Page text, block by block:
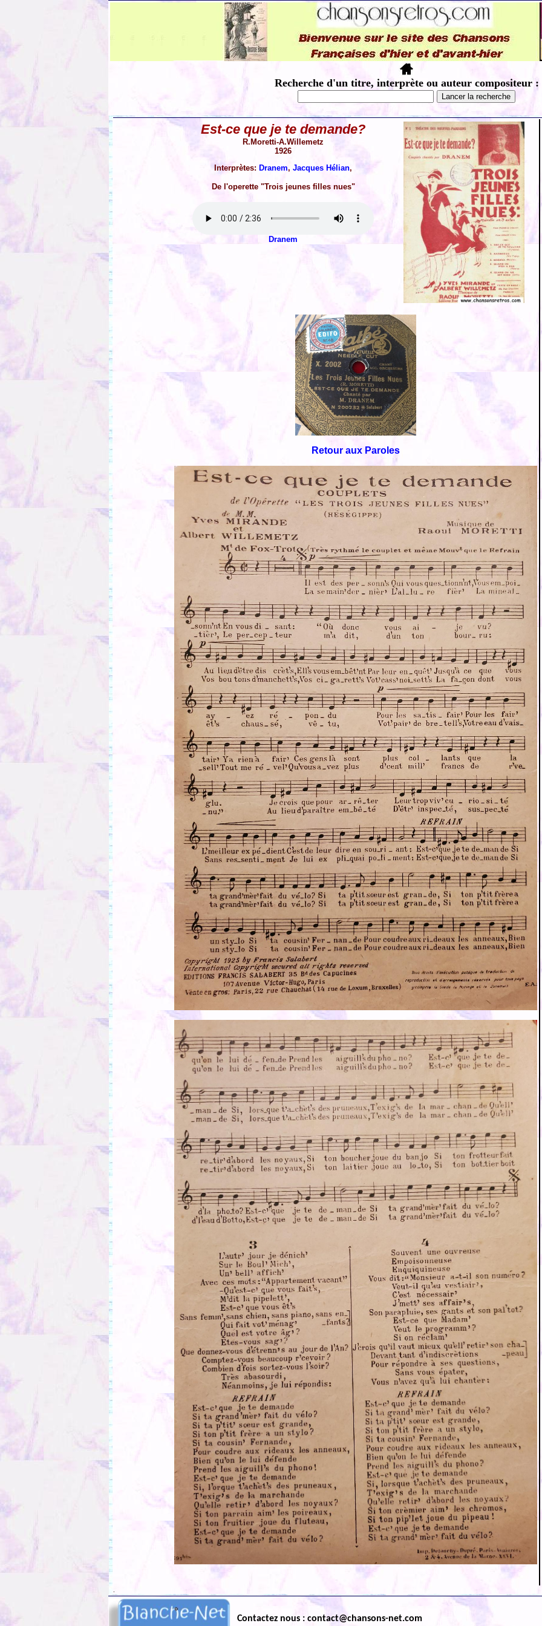
Recherche d'un titre, interprète ou auteur compositeur :
Est-ce que je te demande?
R.Moretti-A.Willemetz
1926
Interprètes: Dranem, Jacques Hélian,
De l'operette "Trois jeunes filles nues"
Dranem
Retour aux Paroles
Contactez nous : contact@chansons-net.com